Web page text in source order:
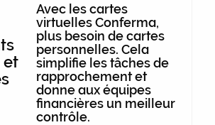
et
Avec les cartes
virtuelles Conferma,
plus besoin de cartes
personnelles. Cela
simplifie les tâches de
rapprochement et
donne aux équipes
financières un meilleur
contrôle.